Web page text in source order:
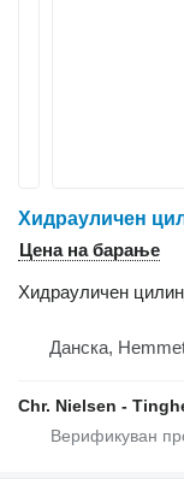
Цена на барање
Хидрауличен
Данска,
Chr. Nielsen -